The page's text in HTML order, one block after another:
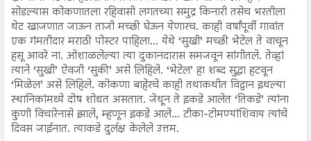
सोडल्यास कोकणातला रहिवासी लगतच्या समुद्र किनारी तसेच भरतीला
थेट खाजणात जाऊन ताजी मच्छी घेऊन येणारच. काही वर्षांपूर्वी गावांत
एक गंमतीदार मराठी पोस्टर पाहिला... येथे ‘सुखी’ मच्छी भेटेल ते वाचून
हसू आवरे ना. ओशाळलेल्या त्या दुकानदारास समजवून सांगीतले. तेव्हां
त्याने ‘सुखी’ ऐवजी ‘सुकी’ असे लिहिले. ‘भेटेल’ हा शब्द सुद्धा हटवून
‘मिळेल’ असे लिहिले. कोकणा बाहेरचे काही तथाकथीत विद्वान इथल्या
स्थानिकांमध्ये दोष शोधत असतात. जेथून ते इकडे आलेत ‘तिकडे’ त्यांना
कुणी विचारेनासे झाले, म्हणून इकडे आले... टीका-टोमण्यांशिवाय त्यांचे
दिवस जाईनात. त्याकडे दुर्लक्ष केलेले उत्तम.